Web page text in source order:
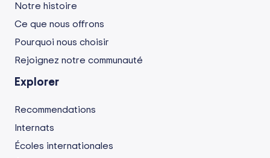
Notre histoire
Ce que nous offrons
Pourquoi nous choisir
Rejoignez notre communauté
Explorer
Recommendations
Internats
Écoles internationales